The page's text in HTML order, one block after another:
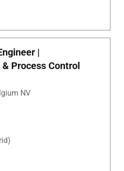
|
Process Control
NV